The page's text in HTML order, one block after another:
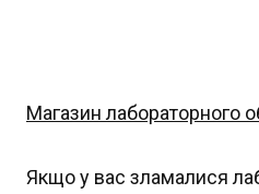
Магазин лабораторного
Якщо у вас зламалися